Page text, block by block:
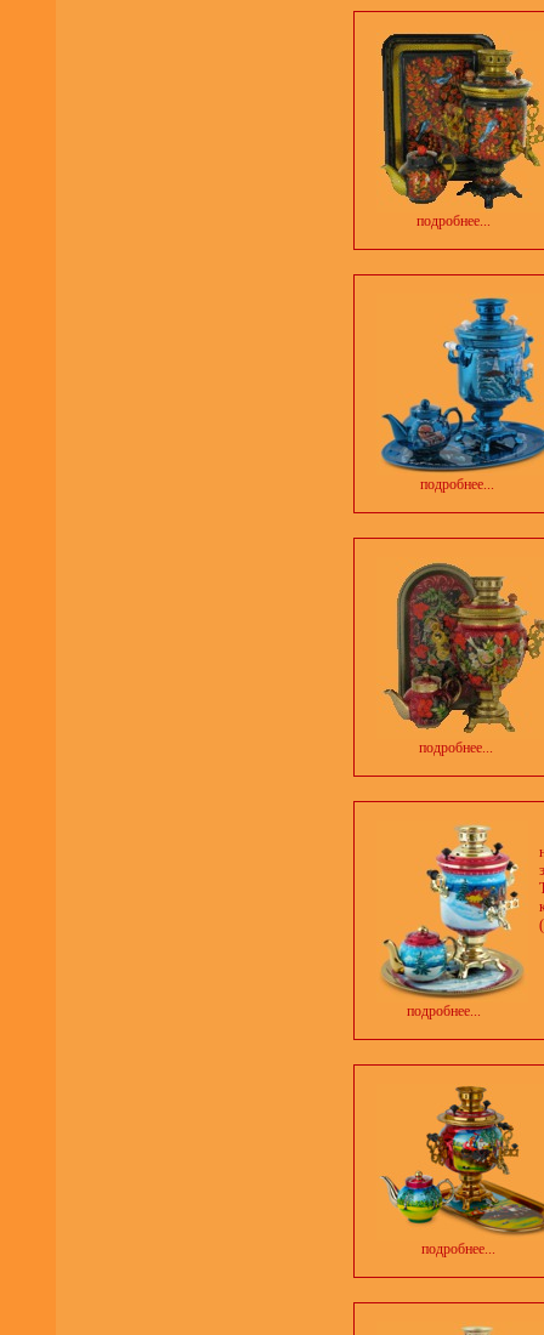
подробнее...
подробнее...
подробнее...
подробнее...
подробнее...